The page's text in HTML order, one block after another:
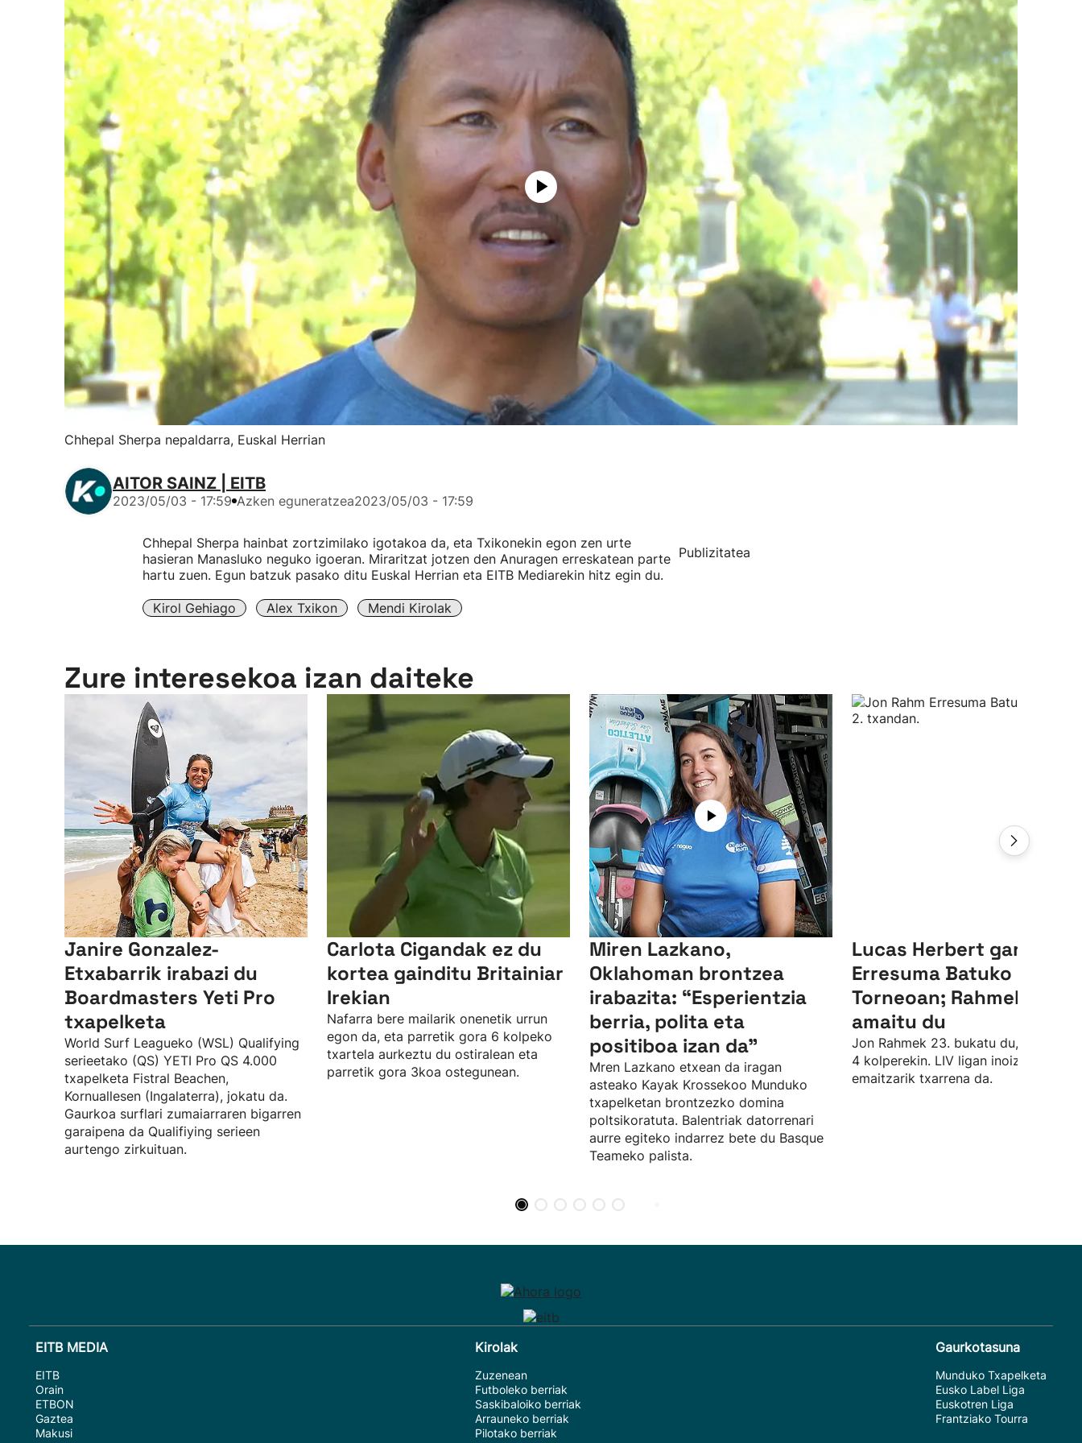
Chhepal Sherpa nepaldarra, Euskal Herrian
AITOR SAINZ | EITB
2023/05/03 - 17:59 Azken eguneratzea2023/05/03 - 17:59
Chhepal Sherpa hainbat zortzimilako igotakoa da, eta Txikonekin egon zen urte
hasieran Manasluko neguko igoeran. Miraritzat jotzen den Anuragen erreskatean parte
hartu zuen. Egun batzuk pasako ditu Euskal Herrian eta EITB Mediarekin hitz egin du.
Kirol Gehiago Alex Txikon Mendi Kirolak
Publizitatea
Zure interesekoa izan daiteke
Janire Gonzalez-
Etxabarrik irabazi du
Boardmasters Yeti Pro
txapelketa
World Surf Leagueko (WSL) Qualifying
serieetako (QS) YETI Pro QS 4.000
txapelketa Fistral Beachen,
Kornuallesen (Ingalaterra), jokatu da.
Gaurkoa surflari zumaiarraren bigarren
garaipena da Qualifiying serieen
aurtengo zirkuituan.
Carlota Cigandak ez du
kortea gainditu Britainiar
Irekian
Nafarra bere mailarik onenetik urrun
egon da, eta parretik gora 6 kolpeko
txartela aurkeztu du ostiralean eta
parretik gora 3koa ostegunean.
Miren Lazkano,
Oklahoman brontzea
irabazita: “Esperientzia
berria, polita eta
positiboa izan da"
Mren Lazkano etxean da iragan
asteako Kayak Krossekoo Munduko
txapelketan brontzezko domina
poltsikoratuta. Balentriak datorrenari
aurre egiteko indarrez bete du Basque
Teameko palista.
Lucas Herbert garaile,
Erresuma Batuko LIV
Torneoan; Rahmek 23.
amaitu du
Jon Rahmek 23. bukatu du, par
4 kolperekin. LIV ligan inoiz izan duen
emaitzarik txarrena da.
EITB MEDIA
EITB
Orain
ETBON
Gaztea
Makusi
Kirolak
Zuzenean
Futboleko berriak
Saskibaloiko berriak
Arrauneko berriak
Pilotako berriak
Gaurkotasuna
Munduko Txapelketa
Eusko Label Liga
Euskotren Liga
Frantziako Tourra